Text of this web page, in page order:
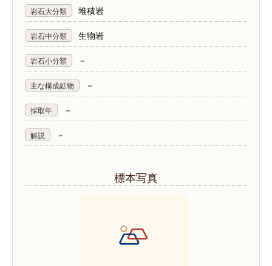
岩石大分類 堆積岩
岩石中分類 生物岩
岩石小分類 －
主な構成鉱物 －
採取年 －
解説 －
標本写真